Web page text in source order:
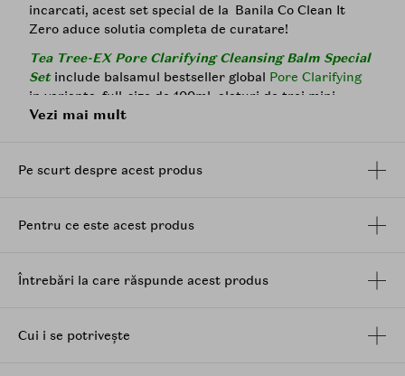
incarcati, acest set special de la Banila Co Clean It
Zero aduce solutia completa de curatare!
Tea Tree-EX Pore Clarifying Cleansing Balm Special
Setinclude balsamul bestseller global Pore Clarifying
in varianta full-size de 100ml, alaturi de trei mini-
versiuni de 7ml a celorlalte formule iconice Clean It
gama.
combina Tri-Peel Acid Blend, un amestec de
arbore de ceai si o textura care se topeste pe piele,
porilor. Este alegerea perfecta pentru tenul predispus
Vezi mai mult
Pe scurt despre acest produs
Pentru ce este acest produs
Întrebări la care răspunde acest produs
Cui i se potrivește